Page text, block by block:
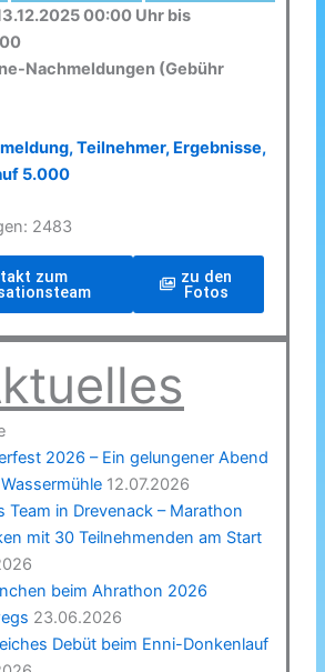
00:00 Uhr bis
Nachmeldungen (Gebühr
Teilnehmer, Ergebnisse,
5.000
2483
zum zu den
Fotos
2026 – Ein gelungener Abend
12.07.2026
Team in Drevenack – Marathon
mit 30 Teilnehmenden am Start
beim Ahrathon 2026
23.06.2026
Debüt beim Enni-Donkenlauf